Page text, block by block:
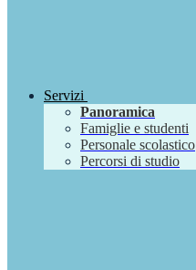
Servizi
Panoramica
Famiglie e studenti
Personale scolastico
Percorsi di studio